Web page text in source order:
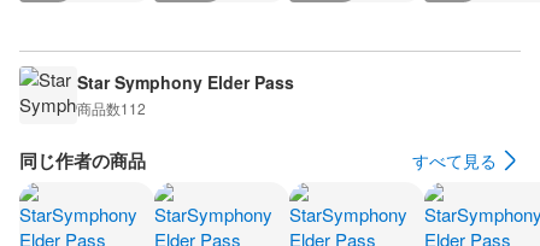
Star Symphony Elder Pass
商品数112
同じ作者の商品 すべて見る